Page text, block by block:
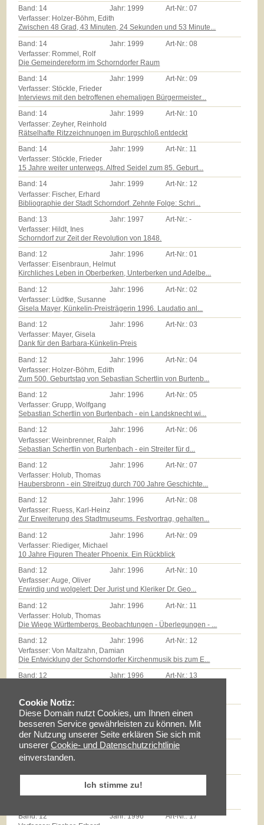
Cookie Notiz:
Diese Domain nutzt Cookies, um Ihnen einen
besseren Service gewährleisten zu können. Mit
der Nutzung unserer Seite erklären Sie sich mit
unserer Cookie- und Datenschutzrichtlinie
einverstanden.
Ich stimme zu!
Band: 14 Jahr: 1999 Art-Nr.:07
Verfasser: Holzer-Böhm, Edith
Zwischen 48 Grad, 43 Minuten, 24 Sekunden und 53 Minute...
Band: 14 Jahr: 1999 Art-Nr.:08
Verfasser: Rommel, Rolf
Die Gemeindereform im Schorndorfer Raum
Band: 14 Jahr: 1999 Art-Nr.:09
Verfasser: Stöckle, Frieder
Interviews mit den betroffenen ehemaligen Bürgermeister...
Band: 14 Jahr: 1999 Art-Nr.: 10
Verfasser: Zeyher, Reinhold
Rätselhafte Ritzzeichnungen im Burgschloß entdeckt
Band: 14 Jahr: 1999 Art-Nr.: 11
Verfasser: Stöckle, Frieder
15 Jahre weiter unterwegs. Alfred Seidel zum 85. Geburt...
Band: 14 Jahr: 1999 Art-Nr.: 12
Verfasser: Fischer, Erhard
Bibliographie der Stadt Schorndorf. Zehnte Folge: Schri...
Band: 13 Jahr: 1997 Art-Nr.:-
Verfasser: Hildt, Ines
Schorndorf zur Zeit der Revolution von 1848.
Band: 12 Jahr: 1996 Art-Nr.:01
Verfasser: Eisenbraun, Helmut
Kirchliches Leben in Oberberken, Unterberken und Adelbe...
Band: 12 Jahr: 1996 Art-Nr.:02
Verfasser: Lüdtke, Susanne
Gisela Mayer, Künkelin-Preisträgerin 1996. Laudatio anl...
Band: 12 Jahr: 1996 Art-Nr.:03
Verfasser: Mayer, Gisela
Dank für den Barbara-Künkelin-Preis
Band: 12 Jahr: 1996 Art-Nr.:04
Verfasser: Holzer-Böhm, Edith
Zum 500. Geburtstag von Sebastian Schertlin von Burtenb...
Band: 12 Jahr: 1996 Art-Nr.:05
Verfasser: Grupp, Wolfgang
Sebastian Schertlin von Burtenbach - ein Landsknecht wi...
Band: 12 Jahr: 1996 Art-Nr.:06
Verfasser: Weinbrenner, Ralph
Sebastian Schertlin von Burtenbach - ein Streiter für d...
Band: 12 Jahr: 1996 Art-Nr.:07
Verfasser: Holub, Thomas
Haubersbronn - ein Streifzug durch 700 Jahre Geschichte...
Band: 12 Jahr: 1996 Art-Nr.:08
Verfasser: Ruess, Karl-Heinz
Zur Erweiterung des Stadtmuseums. Festvortrag, gehalten...
Band: 12 Jahr: 1996 Art-Nr.:09
Verfasser: Riediger, Michael
10 Jahre Figuren Theater Phoenix. Ein Rückblick
Band: 12 Jahr: 1996 Art-Nr.: 10
Verfasser: Auge, Oliver
Erwirdig und wolgelert: Der Jurist und Kleriker Dr. Geo...
Band: 12 Jahr: 1996 Art-Nr.: 11
Verfasser: Holub, Thomas
Die Wiege Württembergs. Beobachtungen - Überlegungen - ...
Band: 12 Jahr: 1996 Art-Nr.: 12
Verfasser: Von Maltzahn, Damian
Die Entwicklung der Schorndorfer Kirchenmusik bis zum E...
Band: 12 Jahr: 1996 Art-Nr.: 13
Band:12 Jahr:1996 Art-Nr.:14
Verfasser: Zollmann, Günther
Massenarmut und landwirtschaftliche Reformen auf dem Sc...
Band:12 Jahr:1996 Art-Nr.:
Verfasser: Milz, Thomas
1996
Band:12 Jahr:1996 Art-Nr.:17